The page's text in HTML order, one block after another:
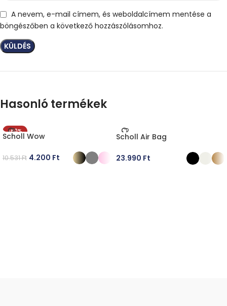
A nevem, e-mail címem, és weboldalcímem mentése a
böngészőben a következő hozzászólásomhoz.
Hasonló termékek
-60%
Scholl Wow
10.531Ft 4.200 Ft
Scholl Air Bag
23.990 Ft